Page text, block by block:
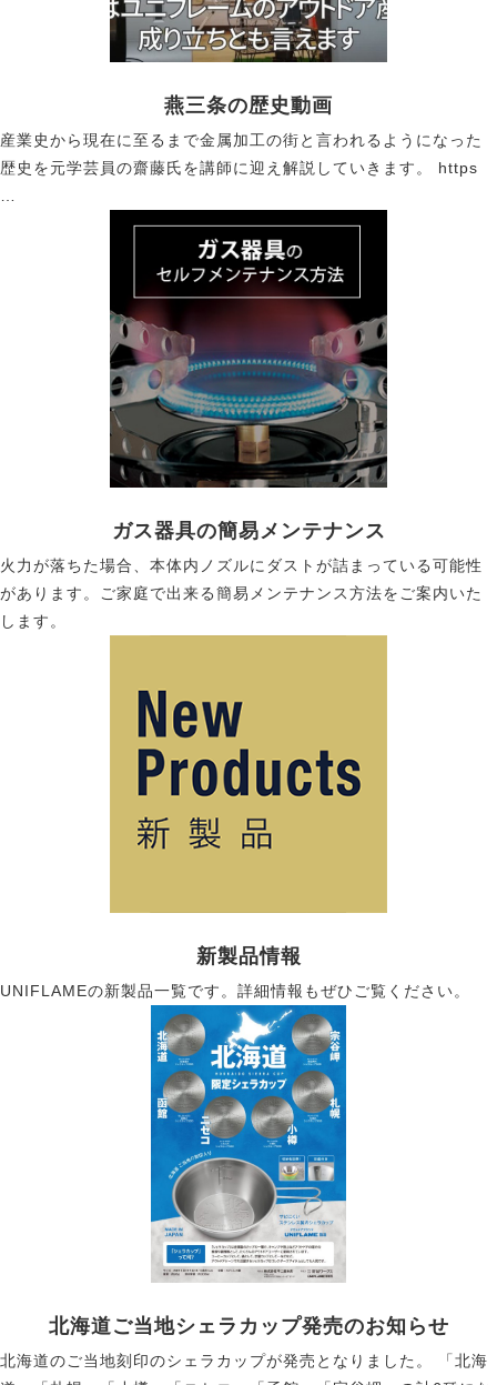
燕三条の歴史動画
産業史から現在に至るまで金属加工の街と言われるようになった
歴史を元学芸員の齋藤氏を講師に迎え解説していきます。 https
ガス器具の簡易メンテナンス
火力が落ちた場合、本体内ノズルにダストが詰まっている可能性
があります。ご家庭で出来る簡易メンテナンス方法をご案内いた
します。
新製品情報
UNIFLAMEの新製品一覧です。詳細情報もぜひご覧ください。
北海道ご当地シェラカップ発売のお知らせ
北海道のご当地刻印のシェラカップが発売となりました。 「北海